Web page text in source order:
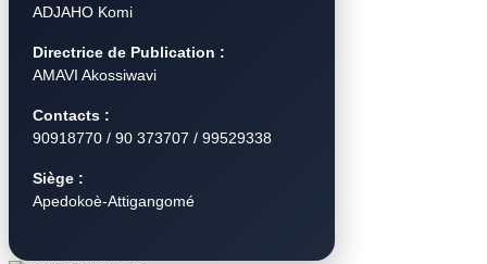
ADJAHO Komi
Directrice de Publication :
AMAVI Akossiwavi
Contacts :
90918770 / 90 373707 / 99529338
Siège :
Apedokoè-Attigangomé